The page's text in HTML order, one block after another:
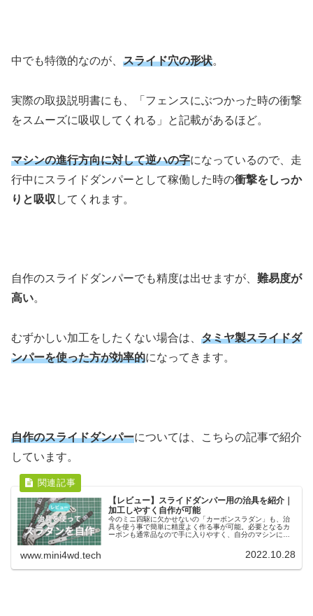
中でも特徴的なのが、 スライド穴の形状。
実際の取扱説明書にも、「フェンスにぶつかった時の衝撃
をスムーズに吸収してくれる」と記載があるほど。
マシンの進行方向に対して逆ハの字になっているので、走
行中にスライドダンパーとして稼働した時の衝撃をしっか
りと吸収 してくれます。
自作のスライドダンパーでも精度は出せますが、 難易度が
高い。
むずかしい加工をしたくない場合は、 タミヤ製スライドダ
ンパーを使った方が効率的になってきます。
自作のスライドダンパーについては、こちらの記事で紹介
しています。
【レビュー】スライドダンパー用の治具を紹介｜
加工しやすく自作が可能
今のミニ四駆に欠かせないの「カーボンスラダン」も、治
具を使う事で簡単に精度よく作る事が可能。必要となるカ
ーボンも通常品なので手に入りやすく、自分のマシンに合
www.mini4wd.tech 2022.10.28